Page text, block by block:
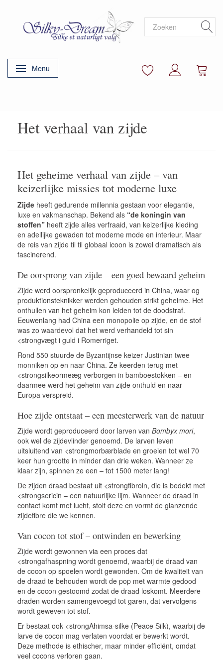
Navigatie in-/uitschakelen
Menu
Het verhaal van zijde
Het geheime verhaal van zijde – van
keizerlijke missies tot moderne luxe
Zijde heeft gedurende millennia gestaan voor elegantie,
luxe en vakmanschap. Bekend als “de koningin van
stoffen” heeft zijde alles verfraaid, van keizerlijke kleding
en adellijke gewaden tot moderne mode en interieur. Maar
de reis van zijde til til globaal icoon is zowel dramatisch als
fascinerend.
De oorsprong van zijde – een goed bewaard geheim
Zijde werd oorspronkelijk geproduceerd in China, waar og
produktionsteknikker werden gehouden strikt geheime. Het
onthullen van het geheim kon leiden tot de doodstraf.
Eeuwenlang had China een monopolie op zijde, en de stof
was zo waardevol dat het werd verhandeld tot sin
<strongvægt i guld i Romerriget.
Rond 550 stuurde de Byzantijnse keizer Justinian twee
monniken op en naar China. Ze keerden terug met
<strongsilkeormeæg verborgen in bamboestokken – en
daarmee werd het geheim van zijde onthuld en naar
Europa verspreid.
Hoe zijde ontstaat – een meesterwerk van de natuur
Zijde wordt geproduceerd door larven van Bombyx mori,
ook wel de zijdevlinder genoemd. De larven leven
uitsluitend van <strongmorbærblade en groeien tot wel 70
keer hun grootte in minder dan drie weken. Wanneer ze
klaar zijn, spinnen ze een – tot 1500 meter lang!
De zijden draad bestaat uit <strongfibroin, die is bedekt met
<strongsericin – een natuurlijke lijm. Wanneer de draad in
contact komt met lucht, stolt deze en vormt de glanzende
zijdefibre die we kennen.
Van cocon tot stof – ontwinden en bewerking
Zijde wordt gewonnen via een proces dat
<strongafhaspning wordt genoemd, waarbij de draad van
de cocon op spoelen wordt gewonden. Om de kwaliteit van
de draad te behouden wordt de pop met warmte gedood
en de cocon gestoomd zodat de draad loskomt. Meerdere
draden worden samengevoegd tot garen, dat vervolgens
wordt geweven tot stof.
Er bestaat ook <strongAhimsa-silke (Peace Silk), waarbij de
larve de cocon mag verlaten voordat er bewerkt wordt.
Deze methode is ethischer, maar minder efficiënt, omdat
veel cocons verloren gaan.